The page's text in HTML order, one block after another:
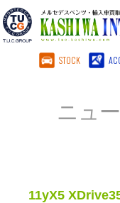
STOCK
全国納車
ニュ
11yX5